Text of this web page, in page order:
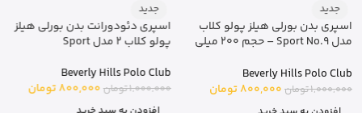
جدید
اسپری بدن بورلی هیلز پولو کلاب
مدل Sport No.9 – حجم 200 میلی
Beverly Hills Polo Club
1,000,000تومان800,000تومان
جدید
اسپری دئودورانت بدن بورلی هیلز
پولو کلاب 2 مدل Sport
Beverly Hills Polo Club
1,000,000تومان800,000تومان